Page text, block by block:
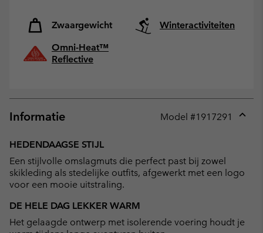
Zwaargewicht
Winteractiviteiten
Omni-Heat™
Reflective
Informatie Model #1917291
HEDENDAAGSE STIJL
Een stijlvolle omslagmuts die perfect past bij zowel
skikleding als stedelijke outfits, afgewerkt met een logo
voor een mooie uitstraling.
DE HELE DAG LEKKER WARM
Het gelaagde ontwerp met isolerende voering houdt je